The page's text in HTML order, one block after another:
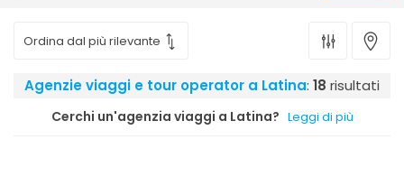
Agenzie viaggi e tour operator a Latina: 18 risultati
Cerchi un'agenzia viaggi a Latina? Leggi di più